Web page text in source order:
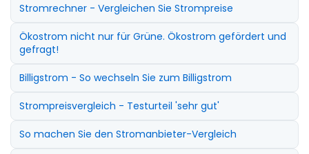
Stromrechner - Vergleichen Sie Strompreise
Ökostrom nicht nur für Grüne. Ökostrom gefördert und
gefragt!
Billigstrom - So wechseln Sie zum Billigstrom
Strompreisvergleich - Testurteil 'sehr gut'
So machen Sie den Stromanbieter-Vergleich